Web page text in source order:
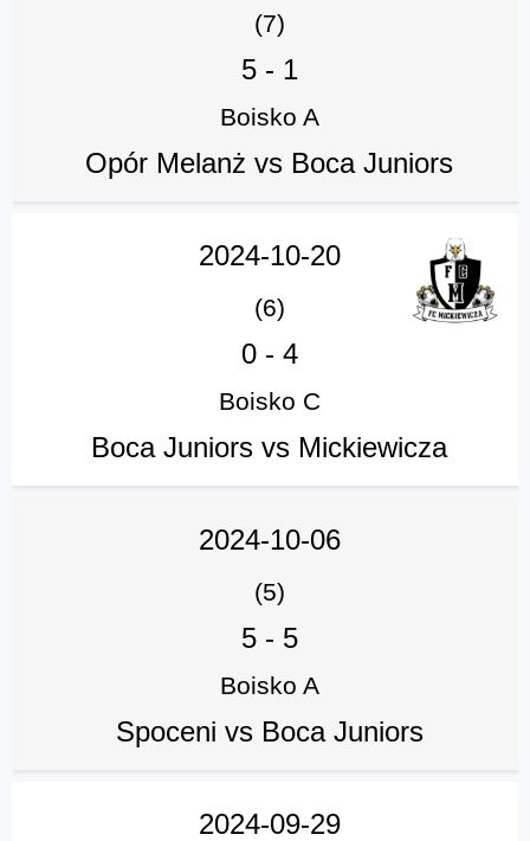
(7)
5- 1
Boisko A
Opór Melanż vs Boca Juniors
2024-10-20
(6)
0- 4
Boisko C
Boca Juniors vs Mickiewicza
2024-10-06
(5)
5- 5
Boisko A
Spoceni vs Boca Juniors
2024-09-29